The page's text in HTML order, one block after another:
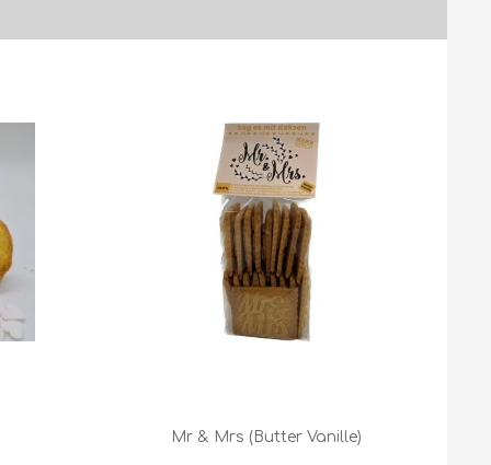
Mr & Mrs (Butter Vanille)